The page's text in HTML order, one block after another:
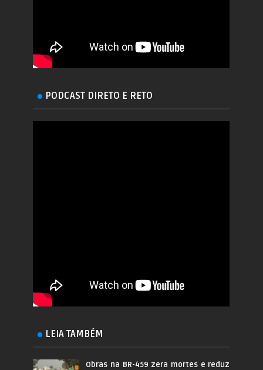
PODCAST DIRETO E RETO
LEIA TAMBÉM
Obras na BR-459 zera mortes e reduz